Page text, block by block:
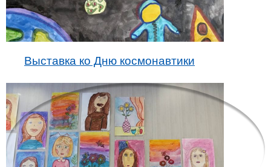
Выставка ко Дню космонавтики